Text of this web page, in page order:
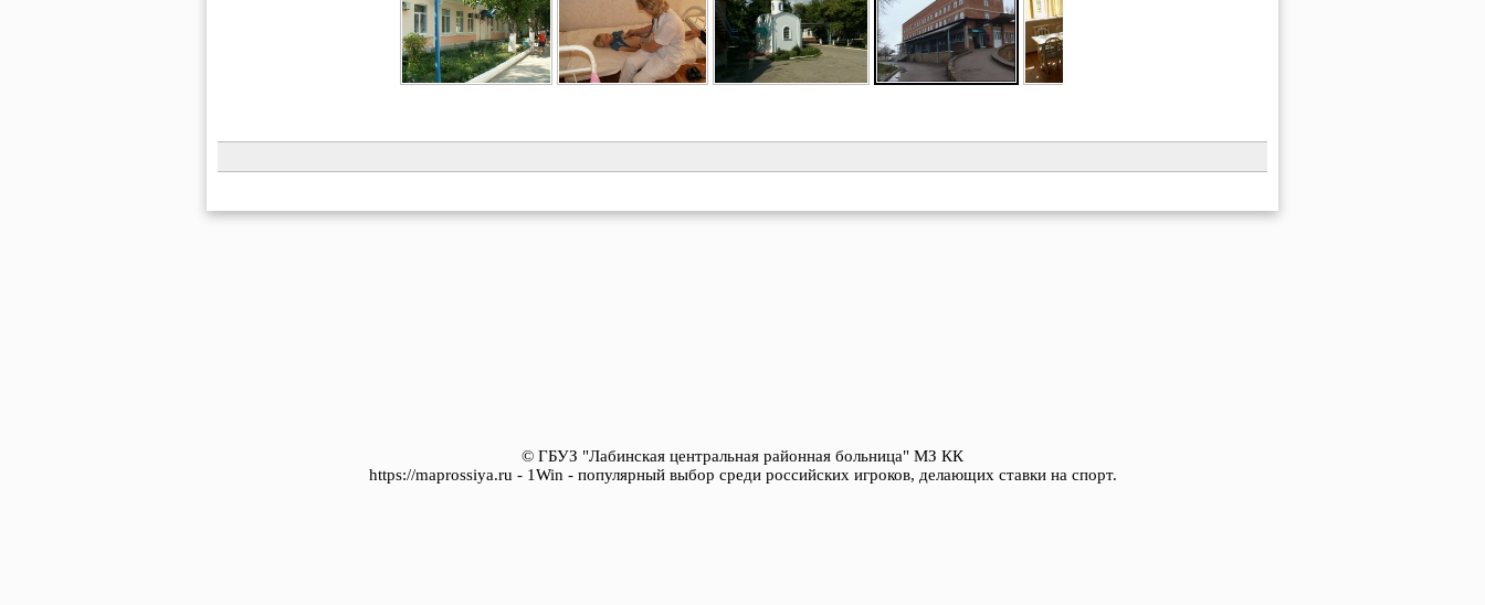
© ГБУЗ "Лабинская центральная районная больница" МЗ КК
https://maprossiya.ru - 1Win - популярный выбор среди российских игроков, делающих ставки на спорт.